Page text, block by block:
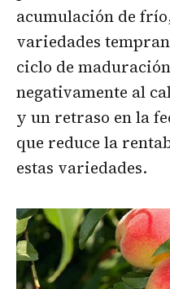
acumulación de
variedades
ciclo de
negativamente al
y un retraso en la
que reduce la
estas variedades.